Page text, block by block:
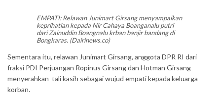
EMPATI: Relawan Junimart Girsang menyampaikan
keprihatian kepada Nir Cahaya Boanganalu putri
dari Zainuddin Boangnalu krban banjir bandang di
Bongkaras. (Dairinews.co)
Sementara itu, relawan Junimart Girsang, anggota DPR RI dari
fraksi PDI Perjuangan Ropinus Girsang dan Hotman Girsang
menyerahkan tali kasih sebagai wujud empati kepada keluarga
korban.